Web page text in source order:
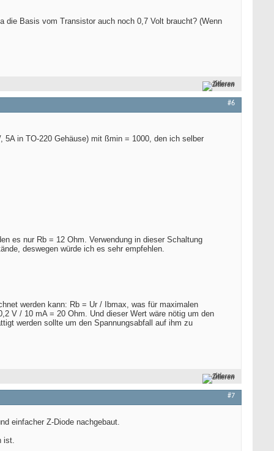
die Basis vom Transistor auch noch 0,7 Volt braucht? (Wenn
Zitieren
#6
in TO-220 Gehäuse) mit ßmin = 1000, den ich selber
es nur Rb = 12 Ohm. Verwendung in dieser Schaltung
deswegen würde ich es sehr empfehlen.
werden kann: Rb = Ur / Ibmax, was für maximalen
V / 10 mA = 20 Ohm. Und dieser Wert wäre nötig um den
werden sollte um den Spannungsabfall auf ihm zu
Zitieren
#7
einfacher Z-Diode nachgebaut.
ist.